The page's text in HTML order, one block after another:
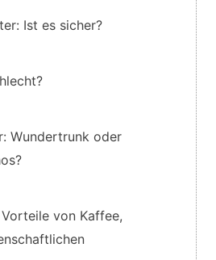
Ist es sicher?
Wundertrunk oder
von Kaffee,